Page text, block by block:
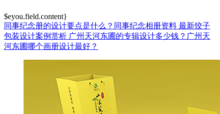
$eyou.field.content}
同事纪念册的设计要点是什么？同事纪念相册资料 最新饺子
包装设计案例赏析 广州天河东圃的专辑设计多少钱？广州天
河东圃哪个画册设计最好？